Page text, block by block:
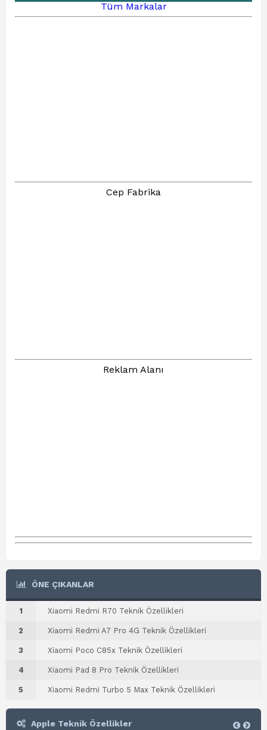
Tüm Markalar
Cep Fabrika
Reklam Alanı
ÖNE ÇIKANLAR
1 Xiaomi Redmi R70 Teknik Özellikleri
2 Xiaomi Redmi A7 Pro 4G Teknik Özellikleri
3 Xiaomi Poco C85x Teknik Özellikleri
4 Xiaomi Pad 8 Pro Teknik Özellikleri
5 Xiaomi Redmi Turbo 5 Max Teknik Özellikleri
Apple Teknik Özellikler